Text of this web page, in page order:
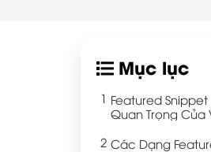
Mục lục
Featured Snippet
Quan Trọng Của
Các Dạng